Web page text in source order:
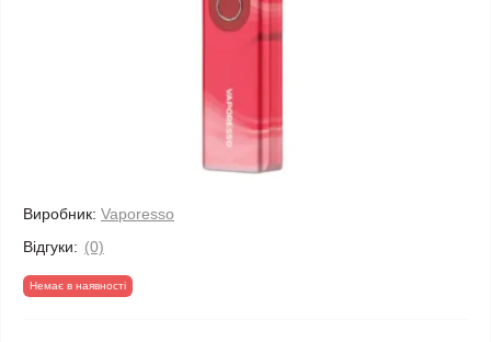
Виробник: Vaporesso
Відгуки: (0)
Немає в наявності